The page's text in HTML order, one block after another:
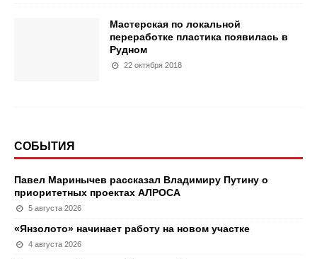
Мастерская по локальной
переработке пластика появилась в
Рудном
22 октября 2018
СОБЫТИЯ
Павел Маринычев рассказал Владимиру Путину о
приоритетных проектах АЛРОСА
5 августа 2026
«Янзолото» начинает работу на новом участке
4 августа 2026